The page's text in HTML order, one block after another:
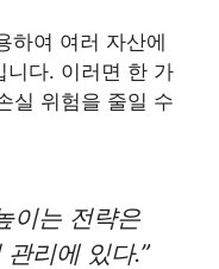
하여 여러 자산에
니다. 이러면 한 가
실 위험을 줄일 수
이는 전략은
리에 있다.”